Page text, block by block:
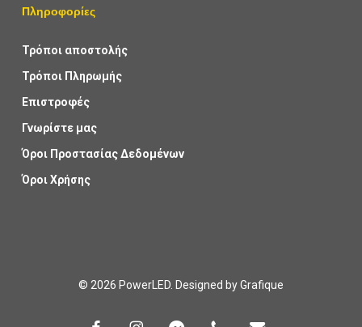
Πληροφορίες
Τρόποι αποστολής
Τρόποι Πληρωμής
Επιστροφές
Γνωρίστε μας
Όροι Προστασίας Δεδομένων
Όροι Χρήσης
© 2026 PowerLED. Designed byGrafique